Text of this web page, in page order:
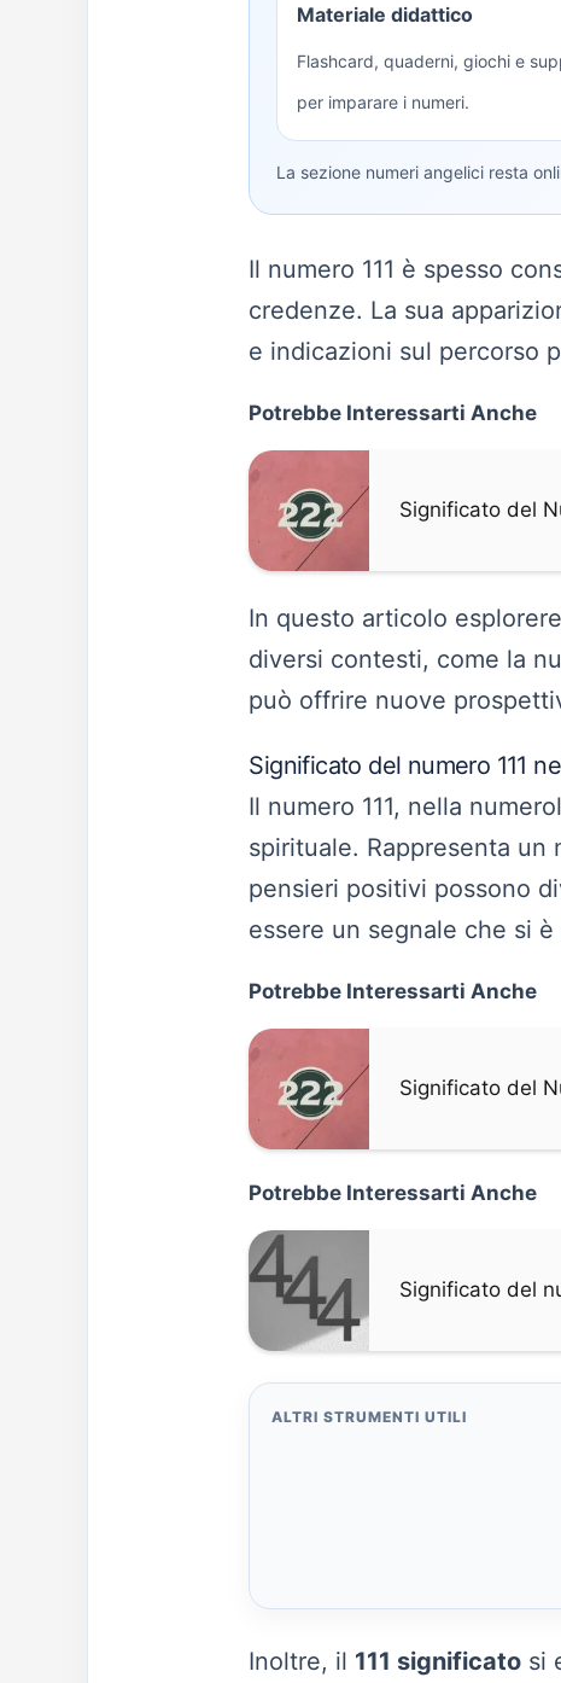
Materiale didattico
Flashcard, quaderni, giochi e
per imparare i numeri.
La sezione numeri angelici resta
Il numero 111 è spesso
credenze. La sua
e indicazioni sul percorso
Potrebbe Interessarti Anche
Significato del
In questo articolo
diversi contesti, come la
può offrire nuove
Significato del numero 111
Il numero 111, nella
spirituale. Rappresenta un
pensieri positivi possono
essere un segnale che si
Potrebbe Interessarti Anche
Significato del
Potrebbe Interessarti Anche
Significato del
ALTRI STRUMENTI UTILI
Inoltre, il 111 significato si